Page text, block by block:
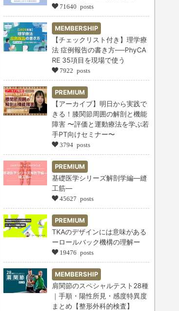
71640 posts
MEMBERSHIP
【チェックリスト付き】理学療
法 症例報告の書き方──PhyCA
RE 35項目を現場で使う
7922 posts
PREMIUM
【アーカイブ】明日から実践で
きる！膝関節周囲の解剖と機能
障害 〜評価と運動療法を学ぶ若
手PT向けセミナー〜
3794 posts
PREMIUM
基礎医学シリーズ解剖学編―縫
工筋―
45627 posts
PREMIUM
TKAのデザインには意味がある
ーロールバック機構の理解ー
19476 posts
MEMBERSHIP
肩関節のスペシャルテスト28種
｜手順・陽性所見・感度特異度
まとめ【整形外科的検査】